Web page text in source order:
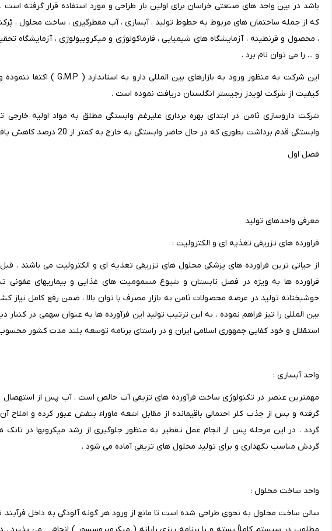
باشد در بین واحد های صنعتی خراسان برای اولین بار طراحی و مورد استفاده قرار گرفته
که از جمله ساختمان های مربوط به خطوط تولید ، آبسازی ، آب مقطرگیری ، ساخت محلول ، پْرکنی
و ... را می توان نام برد .
کیفیت از شرکت لویدز رجیستر انگلستان دریافت نموده است .
شرکت داروسازی ثامن در ابتدای بهره برداری علیرغم وابستگی مطلق به مواد اولیه
وابستگی قدم برداشت بطوری که در حال حاضر وابستگی به خارج به کمتر از 20 درصد کاهش یافته است .
فصل اول
معرفی واحدهای تولید
فراورده های تزریقی تغذیه ای و الکترولیت :
از حیاتی ترین فراورده های پزشکی محلول های تزریقی تغذیه ای و الکترولیت می باشند .
فراورده ها به ویژه در فصل تابستان و شیوع مسمومیت های غذایی و بیماریهای عفونی
خوشبختانه تولید در عرضه محصولات ثامن به بازار مصرف با توان بالا ، ضمن رفع کامل نیاز
بین المللی را تیز فراهم نموده . به این ترتیب تولید این فرآورده ها به عنوان سهمی در
استقلال و خود کفایی جمهوری اسلامی ایران و در راستای برنامه توسعه بلند مدت کشور
واحد آبسازی :
مهمترین عنصر در تکنولوژی ساخت فرآورده های تزیقی آب خالص است . آب پس از استهصال
گرفته و پس از جذب کلر احتمالی باقیمانده از مقابل اشعه ماوراء بنفش عبور کرده و
گردش مناسب نگهداری و برای تولید محلول های تزیقی آماده می شود .
واحد ساخت محلول :
سالن ساخت محلول به نحوی طراحی شده است تا مانع از ورود هر گونه آلودگی به داخل